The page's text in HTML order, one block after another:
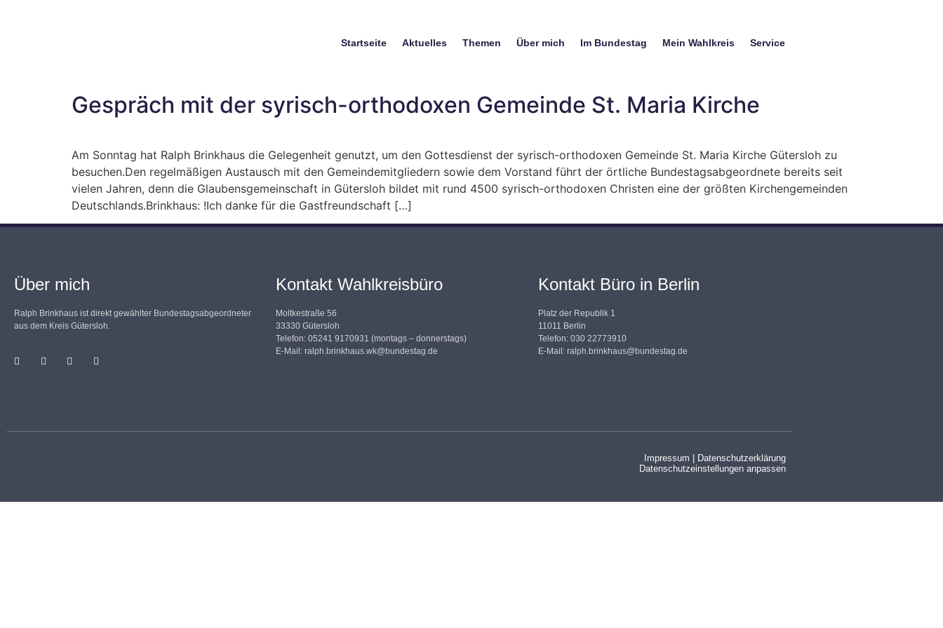
Startseite Aktuelles Themen Über mich Im Bundestag Mein Wahlkreis Service
Gespräch mit der syrisch-orthodoxen Gemeinde St. Maria Kirche
Am Sonntag hat Ralph Brinkhaus die Gelegenheit genutzt, um den Gottesdienst der syrisch-orthodoxen Gemeinde St. Maria Kirche Gütersloh zu
besuchen.Den regelmäßigen Austausch mit den Gemeindemitgliedern sowie dem Vorstand führt der örtliche Bundestagsabgeordnete bereits seit
vielen Jahren, denn die Glaubensgemeinschaft in Gütersloh bildet mit rund 4500 syrisch-orthodoxen Christen eine der größten Kirchengemeinden
Deutschlands.Brinkhaus: !Ich danke für die Gastfreundschaft […]
Über mich
Ralph Brinkhaus ist direkt gewählter Bundestagsabgeordneter
aus dem Kreis Gütersloh.
Kontakt Wahlkreisbüro
Moltkestraße 56
33330 Gütersloh
Telefon: 05241 9170931 (montags – donnerstags)
E-Mail:ralph.brinkhaus.wk@bundestag.de
Kontakt Büro in Berlin
Platz der Republik 1
11011 Berlin
Telefon: 030 22773910
E-Mail: ralph.brinkhaus@bundestag.de
Impressum | Datenschutzerklärung
Datenschutzeinstellungen anpassen